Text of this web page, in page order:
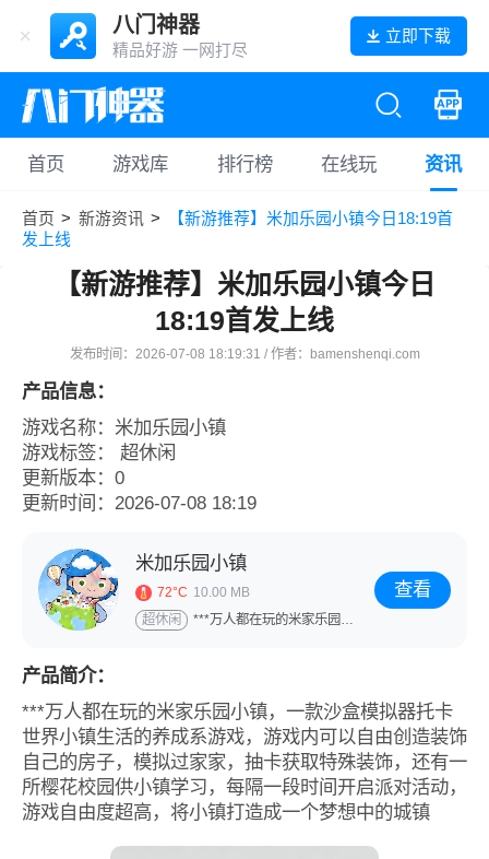
八门神器
精品好游 一网打尽
立即下载
首页 游戏库 排行榜 在线玩 资讯
首页 > 新游资讯 >
【新游推荐】米加乐园小镇今日18:19首
发上线
【新游推荐】米加乐园小镇今日
18:19首发上线
发布时间：2026-07-08 18:19:31 / 作者：bamenshenqi.com
产品信息：
游戏名称：米加乐园小镇
游戏标签： 超休闲
更新版本：0
更新时间：2026-07-08 18:19
米加乐园小镇
72°C 10.00 MB
超休闲
查看
产品简介：
***万人都在玩的米家乐园小镇，一款沙盒模拟器托卡
世界小镇生活的养成系游戏，游戏内可以自由创造装饰
自己的房子，模拟过家家，抽卡获取特殊装饰，还有一
所樱花校园供小镇学习，每隔一段时间开启派对活动，
游戏自由度超高，将小镇打造成一个梦想中的城镇